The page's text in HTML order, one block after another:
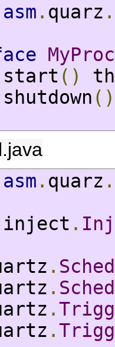
asm . quarz .
start ()
shutdown ()
asm . quarz .
inject .
.
.
.
.